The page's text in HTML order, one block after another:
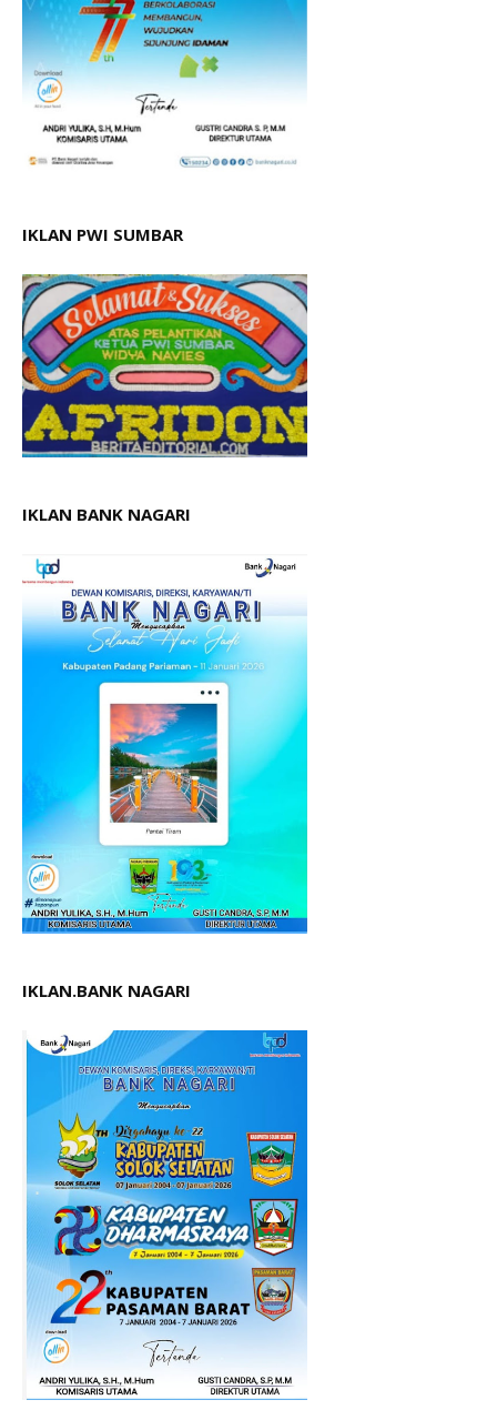
IKLAN PWI SUMBAR
IKLAN BANK NAGARI
IKLAN.BANK NAGARI